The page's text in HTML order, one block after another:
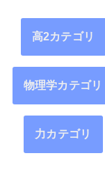
高2カテゴリ
物理学カテゴリ
力カテゴリ